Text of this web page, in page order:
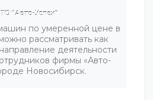
по умеренной цене в
рассматривать как
деятельности
фирмы «Авто-
Новосибирск.